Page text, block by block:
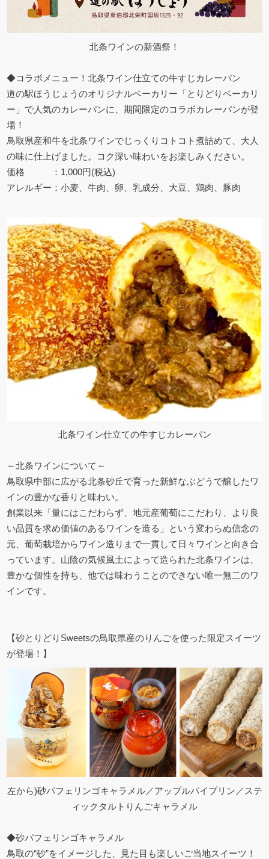
北条ワインの新酒祭！
◆コラボメニュー！北条ワイン仕立ての牛すじカレーパン
道の駅ほうじょうのオリジナルベーカリー「とりどりベーカリ
ー」で人気のカレーパンに、期間限定のコラボカレーパンが登
場！
鳥取県産和牛を北条ワインでじっくりコトコト煮詰めて、大人
の味に仕上げました。コク深い味わいをお楽しみください。
価格 ：1,000円(税込)
アレルギー：小麦、牛肉、卵、乳成分、大豆、鶏肉、豚肉
北条ワイン仕立ての牛すじカレーパン
～北条ワインについて～
鳥取県中部に広がる北条砂丘で育った新鮮なぶどうで醸したワ
インの豊かな香りと味わい。
創業以来「量にはこだわらず、地元産葡萄にこだわり、より良
い品質を求め価値のあるワインを造る」という変わらぬ信念の
元、葡萄栽培からワイン造りまで一貫して日々ワインと向き合
っています。山陰の気候風土によって造られた北条ワインは、
豊かな個性を持ち、他では味わうことのできない唯一無二のワ
インです。
【砂とりどりSweetsの鳥取県産のりんごを使った限定スイーツ
が登場！】
左から)砂パフェリンゴキャラメル／アップルパイプリン／ステ
ィックタルトりんごキャラメル
◆砂パフェリンゴキャラメル
鳥取の“砂”をイメージした、見た目も楽しいご当地スイーツ！